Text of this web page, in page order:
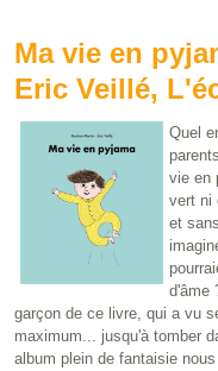
Ma vie en
Eric Veillé,
Quel
vie en
vert ni
et
d'âme
garçon de ce livre, qui a vu
maximum... jusqu'à tomber
album plein de fantaisie